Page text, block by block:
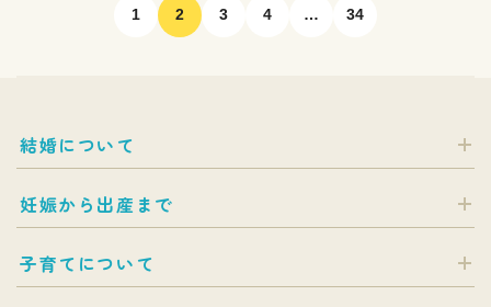
1 2 3 4 … 34
結婚について
妊娠から出産まで
子育てについて